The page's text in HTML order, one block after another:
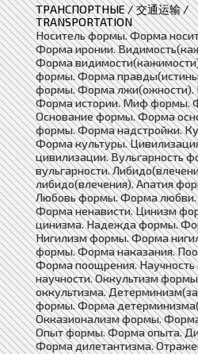
ТРАНСПОРТНЫЕ / 交通运输 /
TRANSPORTATION
Носитель формы. Форма
Форма иронии.
Форма
формы. Форма
формы. Форма лжи(ожности).
Форма истории. Миф формы.
Основание формы. Форма
формы. Форма надстройки.
Форма культуры.
цивилизации. Вульгарность
вульгарности.
либидо(влечения). Апатия
Любовь формы. Форма любви.
Форма ненависти. Цинизм
цинизма. Надежда формы.
Нигилизм формы. Форма
формы. Форма наказания.
Форма поощрения.
научности. Оккультизм
оккультизма.
формы. Форма
Окказионализм формы.
Опыт формы. Форма опыта.
Форма дилетантизма.